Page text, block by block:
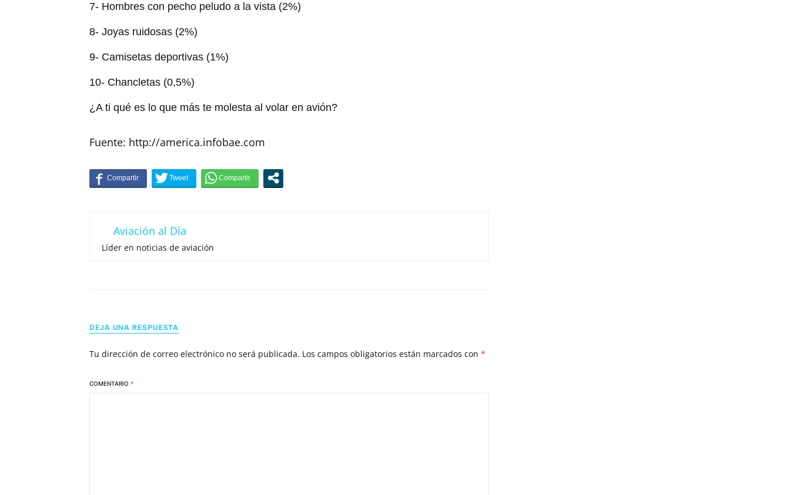
7- Hombres con pecho peludo a la vista (2%)
8- Joyas ruidosas (2%)
9- Camisetas deportivas (1%)
10- Chancletas (0,5%)
¿A ti qué es lo que más te molesta al volar en avión?
Fuente: http://america.infobae.com
Aviación al Día
Líder en noticias de aviación
DEJA UNA RESPUESTA
Tu dirección de correo electrónico no será publicada. Los campos obligatorios están marcados con *
COMENTARIO *